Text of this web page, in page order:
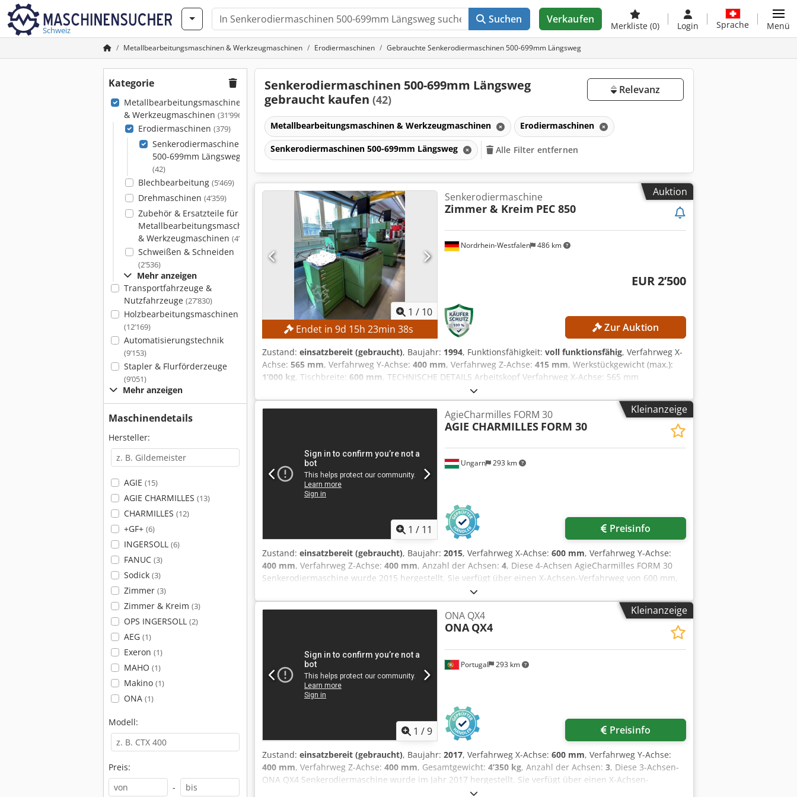
Schweiz
Suchen Verkaufen
Merkliste (0) Login Sprache Menü
Metallbearbeitungsmaschinen & Werkzeugmaschinen Erodiermaschinen Gebrauchte Senkerodiermaschinen 500-699mm Längsweg
Kategorie
Metallbearbeitungsmaschinen
& Werkzeugmaschinen (31’996)
Erodiermaschinen (379)
Senkerodiermaschinen
500-699mm Längsweg
(42)
Blechbearbeitung (5’469)
Drehmaschinen (4’359)
Zubehör & Ersatzteile für
Metallbearbeitungsmaschinen
& Werkzeugmaschinen (4’087)
Schweißen & Schneiden
(2’536)
Mehr anzeigen
Transportfahrzeuge &
Nutzfahrzeuge (27’830)
Holzbearbeitungsmaschinen
(12’169)
Automatisierungstechnik
(9’153)
Stapler & Flurförderzeuge
(9’051)
Mehr anzeigen
Maschinendetails
Hersteller:
AGIE (15)
AGIE CHARMILLES (13)
CHARMILLES (12)
+GF+ (6)
INGERSOLL (6)
FANUC (3)
Sodick (3)
Zimmer (3)
Zimmer & Kreim (3)
OPS INGERSOLL (2)
AEG (1)
Exeron (1)
MAHO (1)
Makino (1)
ONA (1)
Modell:
Preis:
-
Senkerodiermaschinen 500-699mm Längsweg
gebraucht kaufen (42)
Relevanz
Metallbearbeitungsmaschinen & Werkzeugmaschinen Erodiermaschinen
Senkerodiermaschinen 500-699mm Längsweg Alle Filter entfernen
Auktion
1 / 10
Endet in 9d 15h 23min 37s
Nordrhein-Westfalen 486 km
Senkerodiermaschine
Zimmer & Kreim PEC 850
EUR 2’500
Zur Auktion
Zustand: einsatzbereit (gebraucht), Baujahr: 1994, Funktionsfähigkeit: voll funktionsfähig, Verfahrweg X-
Achse: 565 mm, Verfahrweg Y-Achse: 400 mm, Verfahrweg Z-Achse: 415 mm, Werkstückgewicht (max.):
1’000 kg, Tischbreite: 600 mm, TECHNISCHE DETAILS Arbeitskopf Verfahrweg X-Achse: 565 mm
Verfahrweg Y-Achse: 400 mm Verfahrweg Z-Achse: 415 mm Auflösung X-, Y- und Z-Achse: 0,001 mm
Auflösung C-Achse: 0,001° Eilganggeschwindigkeit: 800 mm/min Elektrodengewicht ohne Rotation max.:
100 kg Elektrodengewicht mit Rotation max.: 15 kg Arbeitstisch Tischlänge: 840 mm Tischbreite: 600 mm
Dielektrikum über Tisch: 360 mm Werkstückgewicht max.: 1.000 kg Anzahl T-Nuten: 4 T-Nutenbreite: 10
Dielektrikumsversorgung Fassungsvermögen: 400 l Anzahl Papierkerzenfilter: 4 MASCHINEN-DETAILS
Steuerung: CNC Generator Nennstrom: 60–120 A Anschlusswert: 15–23 kVA Abmessungen & Gewicht
Dcsdpezqct Ssfx Adgsk Maschinenabmessungen (L x B x H): 2.760 mm × 1.110 mm × 1.840 mm
Maschinengewicht: ca. 2.750 kg Generatorabmessungen (L x B x H): 1.800 mm × 600 mm × 920 mm
Generatorgewicht: 300 kg AUSSTATTUNG Gesteuerte C-Achse 16-fach-Werkzeugwechsler
Kleinanzeige
1 / 11
Ungarn 293 km
AgieCharmilles FORM 30
AGIE CHARMILLES FORM 30
Preisinfo
Zustand: einsatzbereit (gebraucht), Baujahr: 2015, Verfahrweg X-Achse: 600 mm, Verfahrweg Y-Achse:
400 mm, Verfahrweg Z-Achse: 400 mm, Anzahl der Achsen: 4, Diese 4-Achsen AgieCharmilles FORM 30
Senkerodiermaschine wurde 2015 hergestellt. Sie verfügt über einen X-Achsen-Verfahrweg von 600 mm,
einen Y-Achsen-Verfahrweg von 400 mm und einen Z-Achsen-Verfahrweg von 400 mm. Wenn Sie auf der
Suche nach hochwertigen Senkerodiermaschinen sind, sollten Sie die AgieCharmilles FORM 30 Maschine
in Betracht ziehen, die wir zum Verkauf anbieten. Kontaktieren Sie uns für weitere Details. Dcjdpoy T R D
Kleinanzeige
1 /9
Portugal 293 km
ONA QX4
ONA QX4
Preisinfo
Zustand: einsatzbereit (gebraucht), Baujahr: 2017, Verfahrweg X-Achse: 600 mm, Verfahrweg Y-Achse:
400 mm, Verfahrweg Z-Achse: 400 mm, Gesamtgewicht: 4’350 kg, Anzahl der Achsen: 3, Diese 3-Achsen-
ONA QX4 Senkerodiermaschine wurde im Jahr 2017 hergestellt. Sie verfügt über einen X-Achsen-
Verfahrweg von 600 mm, einen Y-Achsen-Verfahrweg von 400 mm und einen Z-Achsen-Verfahrweg von